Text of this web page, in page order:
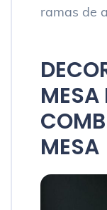
ramas de
MESA
MESA